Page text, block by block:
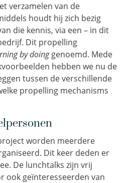
verzamelen van de
houdt hij zich bezig
die kennis, via een – in dit
Dit propelling
by doinggenoemd. Mede
hebben we nu de
tussen de verschillende
propelling mechanisms
worden meerdere
Dit keer deden er
De lunchtalks zijn vrij
ook geïnteresseerden van